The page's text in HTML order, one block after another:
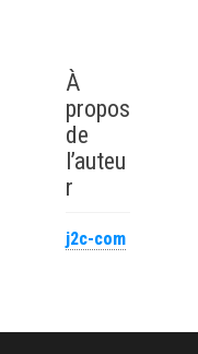
océanographique
À
propos
de
l’auteu
r
j2c-com